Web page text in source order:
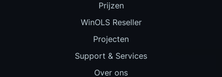
Prijzen
WinOLS Reseller
Projecten
Support & Services
Over ons